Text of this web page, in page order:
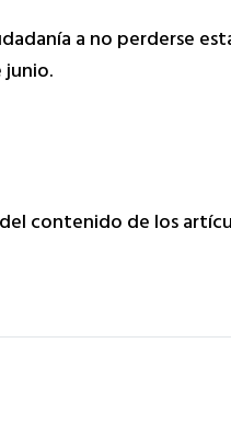
a no perderse
contenido de los